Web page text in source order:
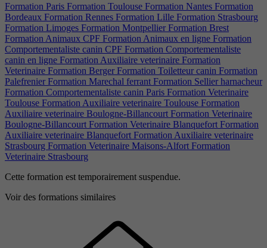
Formation Paris Formation Toulouse Formation Nantes Formation
Bordeaux Formation Rennes Formation Lille Formation Strasbourg
Formation Limoges Formation Montpellier Formation Brest
Formation Animaux CPF Formation Animaux en ligne Formation
Comportementaliste canin CPF Formation Comportementaliste
canin en ligne Formation Auxiliaire veterinaire Formation
Veterinaire Formation Berger Formation Toiletteur canin Formation
Palefrenier Formation Marechal ferrant Formation Sellier harnacheur
Formation Comportementaliste canin Paris Formation Veterinaire
Toulouse Formation Auxiliaire veterinaire Toulouse Formation
Auxiliaire veterinaire Boulogne-Billancourt Formation Veterinaire
Boulogne-Billancourt Formation Veterinaire Blanquefort Formation
Auxiliaire veterinaire Blanquefort Formation Auxiliaire veterinaire
Strasbourg Formation Veterinaire Maisons-Alfort Formation
Veterinaire Strasbourg
Cette formation est temporairement suspendue.
Voir des formations similaires